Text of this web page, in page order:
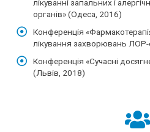
лікуванні запальних і
органів» (Одеса, 2016)
Конференція
лікування захворювань
Конференція «Сучасні
(Львів, 2018)